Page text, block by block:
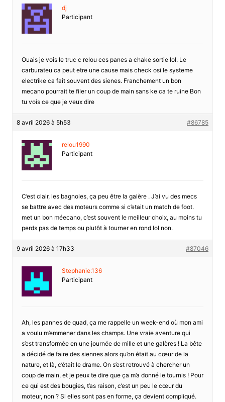
dj
Participant
Ouais je vois le truc c relou ces panes a chake sortie lol. Le
carburateu ca peut etre une cause mais check osi le systeme
electrike ca fait souvent des sienes. Franchement un bon
mecano pourrait te filer un coup de main sans ke ca te ruine Bon
tu vois ce que je veux dire
8 avril 2026 à 5h53 #86785
relou1990
Participant
C’est clair, les bagnoles, ça peu être la galère . J’ai vu des mecs
se battre avec des moteurs comme si c’etait un match de foot.
met un bon méecano, c’est souvent le meilleur choix, au moins tu
perds pas de temps ou plutôt à tourner en rond lol non.
9 avril 2026 à 17h33 #87046
Stephanie.136
Participant
Ah, les pannes de quad, ça me rappelle un week-end où mon ami
a voulu m’emmener dans les champs. Une vraie aventure qui
s’est transformée en une journée de mille et une galères ! La bête
a décidé de faire des siennes alors qu’on était au cœur de la
nature, et là, c’était le drame. On s’est retrouvé à chercher un
coup de main, et je peux te dire que ça m’a donné le tournis ! Pour
ce qui est des bougies, t’as raison, c’est un peu le cœur du
moteur, non ? Si elles sont pas en forme, ça devient compliqué.